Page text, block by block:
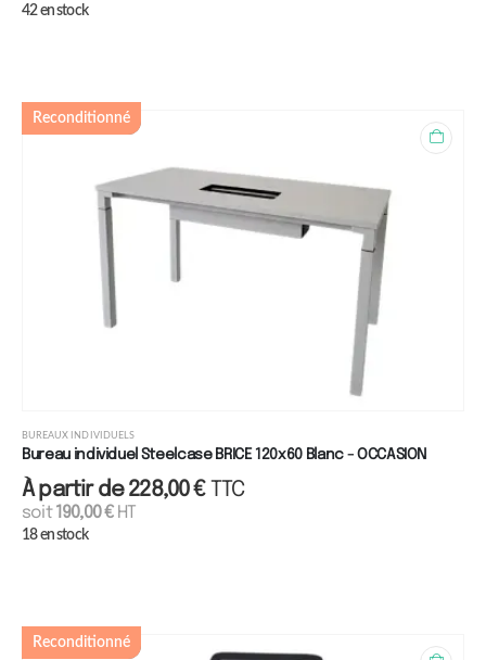
42 en stock
Reconditionné
BUREAUX INDIVIDUELS
Bureau individuel Steelcase BRICE 120x60 Blanc - OCCASION
À partir de228,00€ TTC
soit190,00€HT
18 en stock
Reconditionné